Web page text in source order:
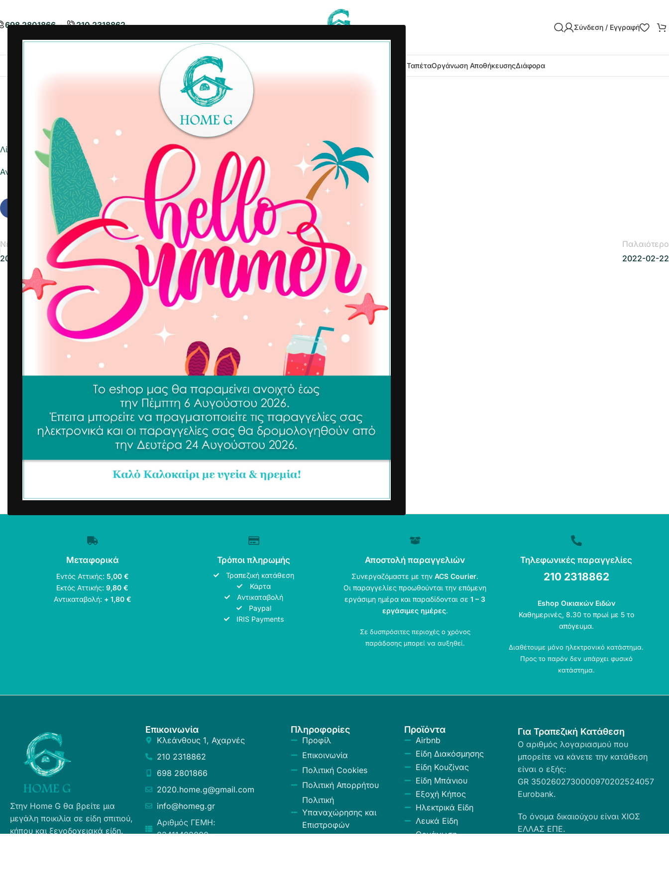
698 2801866 210 2318862 Σύνδεση / Εγγραφή
Είδη ΔιακόσμησηςΕίδη Κουζίνας Χαλιά – ΤαπέταΟργάνωση ΑποθήκευσηςΔιάφορα
Λίστα ημέρας
Αναφορά σε Excel
Νεότερα
2022-02-24
Παλαιότερο
2022-02-22
Μεταφορικά
Εντός Αττικής: 5,00 €
Εκτός Αττικής:9,80 €
Αντικαταβολή: + 1,80 €
Τρόποι πληρωμής
Τραπεζική κατάθεση
Κάρτα
Αντικαταβολή
Paypal
IRIS Payments
Αποστολή παραγγελιών
Συνεργαζόμαστε με τηνACS Courier.
Οι παραγγελίες προωθούνται την επόμενη
εργάσιμη ημέρα και παραδίδονται σε1 – 3
εργάσιμες ημέρες.
Σε δυσπρόσιτες περιοχές ο χρόνος
παράδοσης μπορεί να αυξηθεί.
Τηλεφωνικές παραγγελίες
210 2318862
Eshop Οικιακών Ειδών
Καθημερινές, 8.30 το πρωί με 5 το
απόγευμα.
Διαθέτουμε μόνο ηλεκτρονικό κατάστημα.
Προς το παρόν δεν υπάρχει φυσικό
κατάστημα.
Στην Home G θα βρείτε μια
μεγάλη ποικιλία σε είδη σπιτιού,
κήπου και ξενοδοχειακά είδη.
Επικοινωνία
Κλεάνθους 1, Αχαρνές
210 2318862
698 2801866
2020.home.g@gmail.com
info@homeg.gr
Αριθμός ΓΕΜΗ:
83411402000
Πληροφορίες
Προφίλ
Επικοινωνία
Πολιτική Cookies
Πολιτική Απορρήτου
Πολιτική
Υπαναχώρησης και
Επιστροφών
Προϊόντα
Airbnb
Είδη Διακόσμησης
Είδη Κουζίνας
Είδη Μπάνιου
Εξοχή Κήπος
Ηλεκτρικά Είδη
Λευκά Είδη
Οργάνωση
Για Τραπεζική Κατάθεση
Ο αριθμός λογαριασμού που
μπορείτε να κάνετε την κατάθεση
είναι ο εξής:
GR 3502602730000970202524057
Eurobank.
Το όνομα δικαιούχου είναι ΧΙΟΣ
ΕΛΛΑΣ ΕΠΕ.